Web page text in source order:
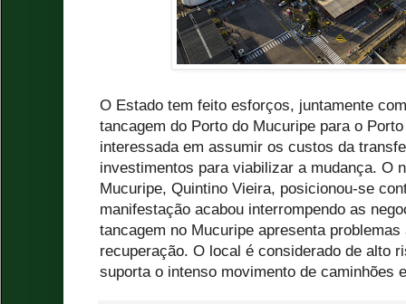
O Estado tem feito esforços, juntamente
tancagem do Porto do Mucuripe para o
interessada em assumir os custos da
investimentos para viabilizar a mudança. O
Mucuripe, Quintino Vieira, posicionou-se
manifestação acabou interrompendo as
tancagem no Mucuripe apresenta
recuperação. O local é considerado de alto
suporta o intenso movimento de caminhões